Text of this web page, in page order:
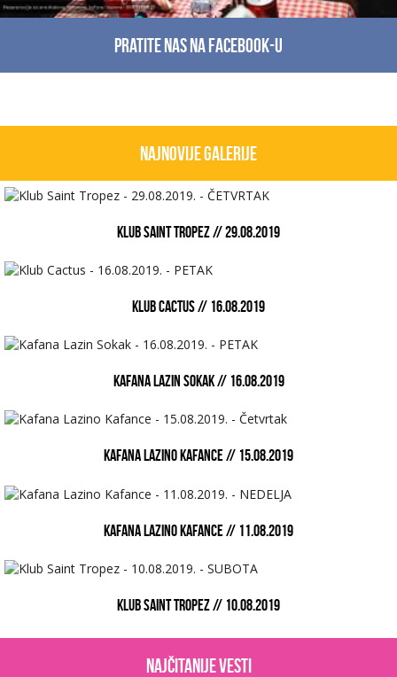
Pratite nas na facebook-u
Najnovije galerije
KLUB SAINT TROPEZ // 29.08.2019
KLUB CACTUS // 16.08.2019
KAFANA LAZIN SOKAK // 16.08.2019
KAFANA LAZINO KAFANCE // 15.08.2019
KAFANA LAZINO KAFANCE // 11.08.2019
KLUB SAINT TROPEZ // 10.08.2019
najčitanije vesti